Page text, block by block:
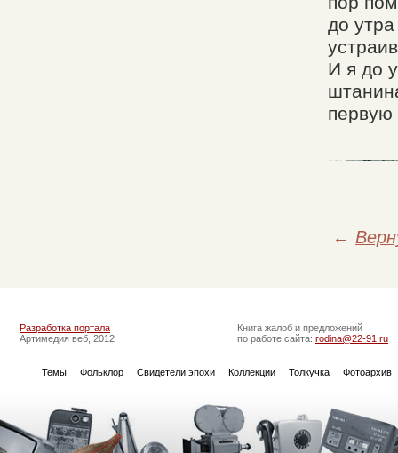
до
И я до
←
Разработка портала
Артимедия веб, 2012
Книга жалоб и предложений
по работе сайта: rodina@22-91.ru
Темы Фольклор Свидетели эпохи Коллекции Толкучка Фотоархив